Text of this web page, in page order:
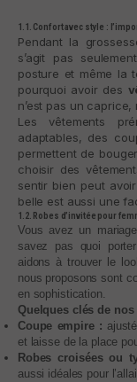
1.1. Confort avec style :
Pendant la
s’agit pas
posture et même la
pourquoi avoir des
n’est pas un
Les vêtements
adaptables, des
permettent de
choisir des
sentir bien peut
belle est aussi une
1.2. Robes d’invitée pour
Vous avez un
savez pas quoi
aidons à trouver le
nous proposons sont
en sophistication.
Quelques clés de
Coupe empire :
et laisse de la place
Robes croisées ou
aussi idéales pour